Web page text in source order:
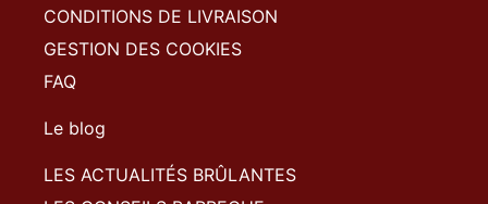
CONDITIONS DE LIVRAISON
GESTION DES COOKIES
FAQ
Le blog
LES ACTUALITÉS BRÛLANTES